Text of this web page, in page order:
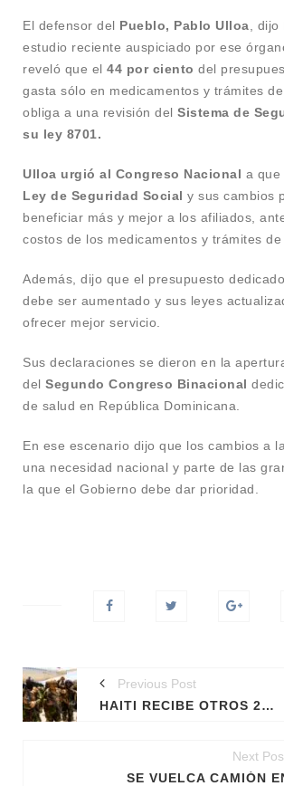
El defensor del Pueblo, Pablo Ulloa ,
estudio reciente auspiciado por ese
reveló que el 44 por ciento del
gasta sólo en medicamentos y trámites de
obliga a una revisión del Sistema de
su ley 8701.
Ulloa urgió al Congreso Nacional a que
Ley de Seguridad Social y sus cambios
beneficiar más y mejor a los afiliados,
costos de los medicamentos y trámites de
Además, dijo que el presupuesto
debe ser aumentado y sus leyes
ofrecer mejor servicio.
Sus declaraciones se dieron en la
del Segundo Congreso Binacional
de salud en República Dominicana.
En ese escenario dijo que los cambios a la
una necesidad nacional y parte de las
la que el Gobierno debe dar prioridad.
Previous Post
HAITI RECIBE OTROS 200 POLICÍAS DE KENIA PARA LIDERAR MISIÓN ONU
Next